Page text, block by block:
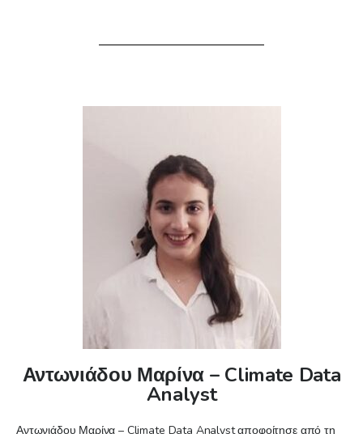
Αντωνιάδου Μαρίνα – Climate Data
Analyst
Αντωνιάδου Μαρίνα – Climate Data Analyst αποφοίτησε από τη